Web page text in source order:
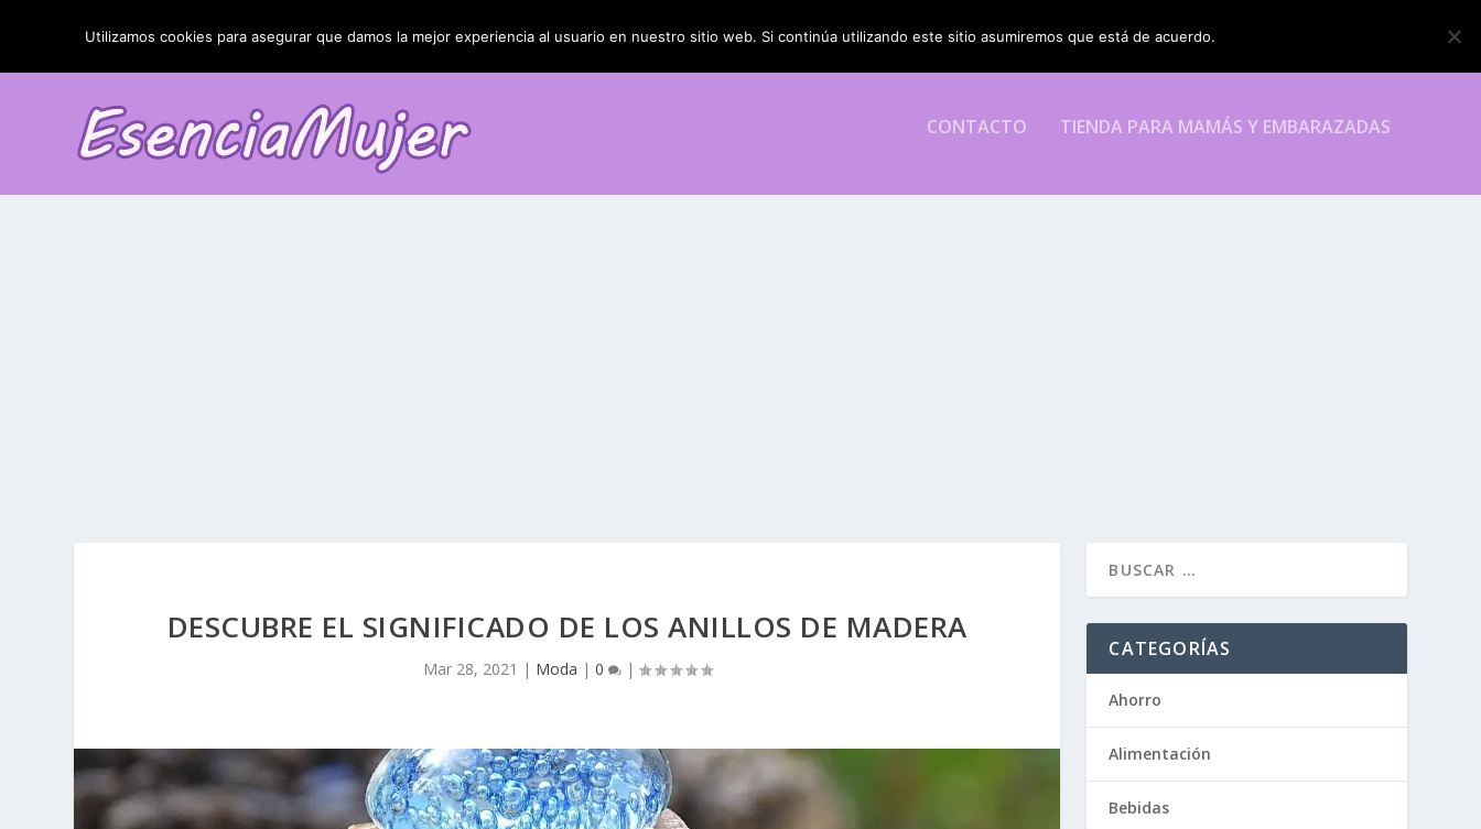
TENDENCIAS: La blefaroplastia y sus resultados
CONTACTO TIENDA PARA MAMÁS Y EMBARAZADAS
DESCUBRE EL SIGNIFICADO DE LOS ANILLOS DE MADERA
Mar 28, 2021 | Moda | 0 |
CATEGORÍAS
Ahorro
Alimentación
Bebidas
Utilizamos cookies para asegurar que damos la mejor experiencia al usuario en nuestro sitio web. Si continúa utilizando este sitio asumiremos que está de acuerdo.